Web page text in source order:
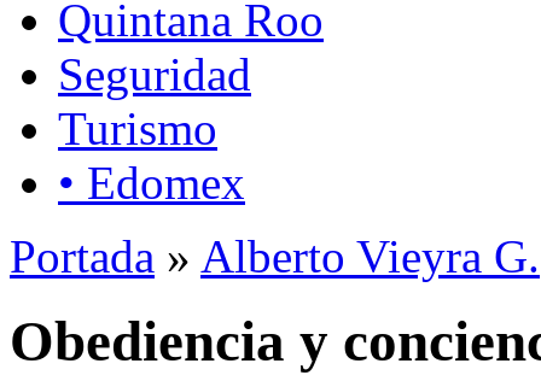
Quintana Roo
Seguridad
Turismo
• Edomex
Portada » Alberto Vieyra G.
Obediencia y